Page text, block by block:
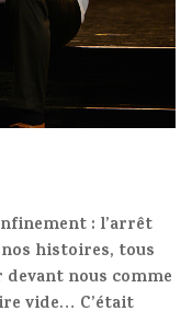
: l’arrêt
histoires, tous
nous comme
vide… C’était